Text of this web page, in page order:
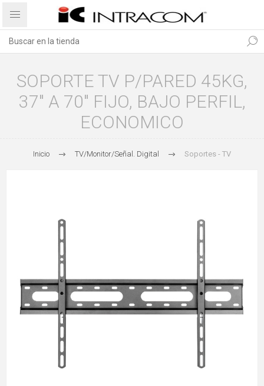
SOPORTE TV P/PARED 45KG,
37" A 70" FIJO, BAJO PERFIL,
ECONOMICO
Inicio TV/Monitor/Señal. Digital Soportes - TV